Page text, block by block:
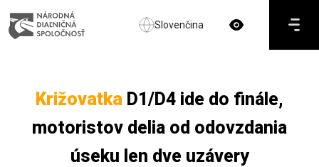
Slovenčina
Križovatka D1/D4 ide do finále,
motoristov delia od odovzdania
úseku len dve uzávery